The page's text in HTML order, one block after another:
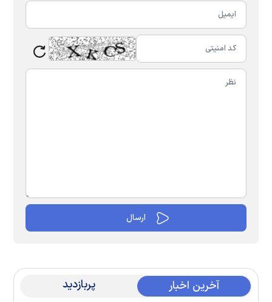
آخرین اخبار پربازدید